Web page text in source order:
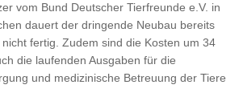
vom Bund Deutscher Tierfreunde e.V. in
dauert der dringende Neubau bereits
fertig. Zudem sind die Kosten um 34
die laufenden Ausgaben für die
und medizinische Betreuung der Tiere